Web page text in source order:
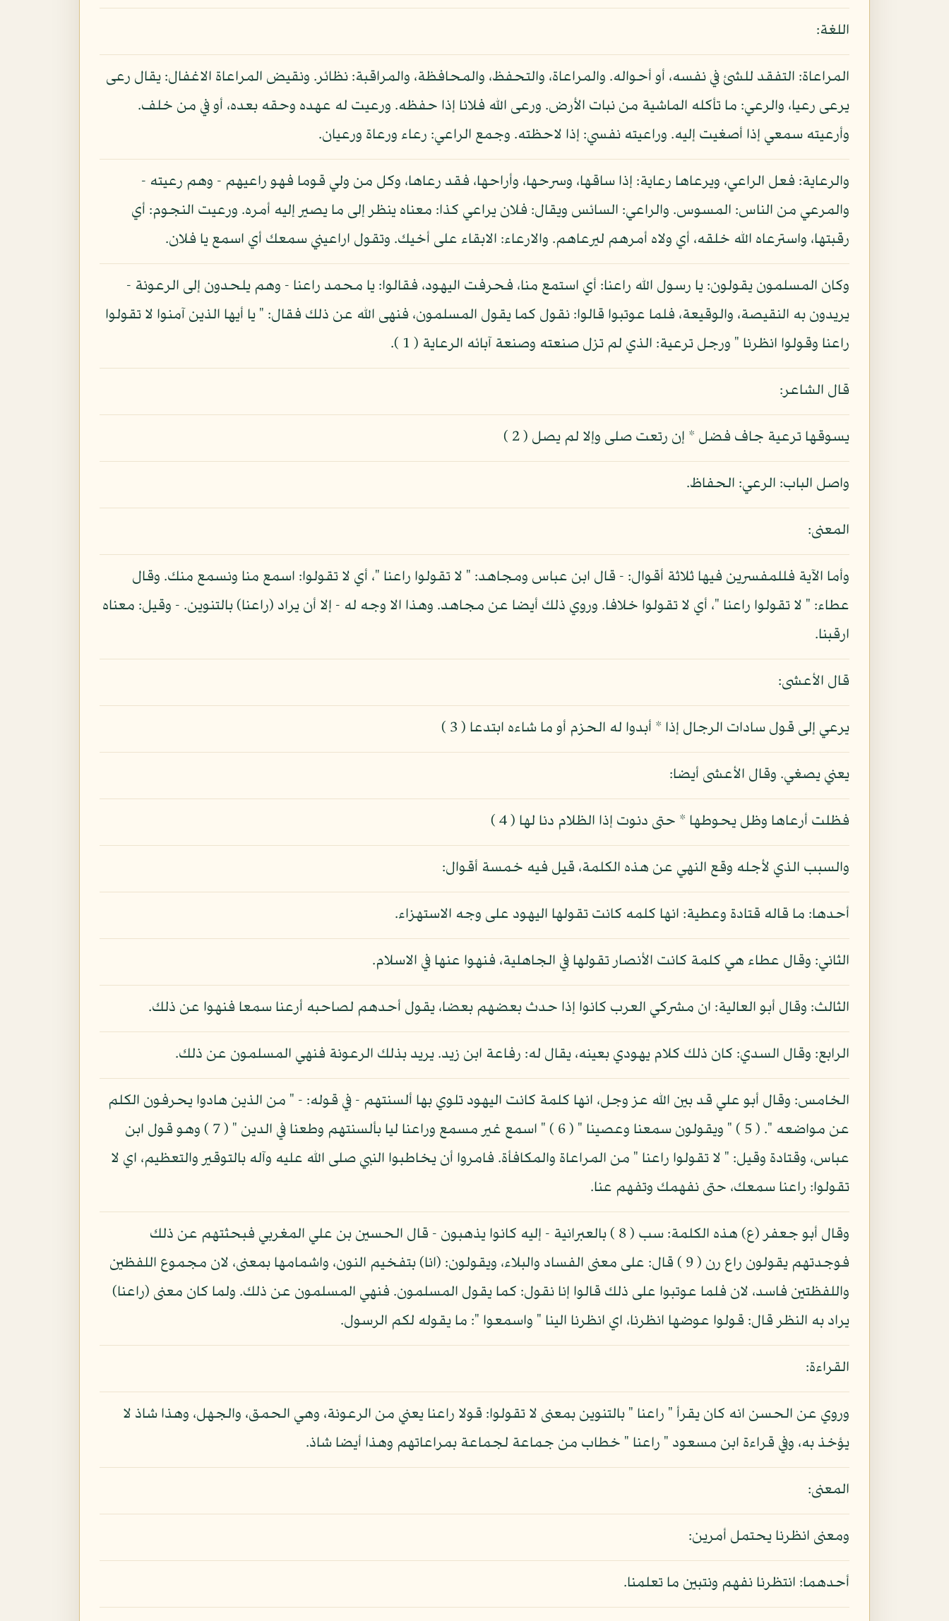
اللغة:
المراعاة: التفقد للشئ في نفسه، أو أحواله. والمراعاة، والتحفظ، والمحافظة، والمراقبة: نظائر. ونقيض المراعاة الاغفال: يقال رعى
يرعى رعيا، والرعي: ما تأكله الماشية من نبات الأرض. ورعى الله فلانا إذا حفظه. ورعيت له عهده وحقه بعده، أو في من خلف.
وأرعيته سمعي إذا أصغيت إليه. وراعيته نفسي: إذا لاحظته. وجمع الراعي: رعاء ورعاة ورعيان.
والرعاية: فعل الراعي، ويرعاها رعاية: إذا ساقها، وسرحها، وأراحها، فقد رعاها، وكل من ولي قوما فهو راعيهم - وهم رعيته -
والمرعي من الناس: المسوس. والراعي: السائس ويقال: فلان يراعي كذا: معناه ينظر إلى ما يصير إليه أمره. ورعيت النجوم: أي
رقبتها، واسترعاه الله خلقه، أي ولاه أمرهم ليرعاهم. والارعاء: الابقاء على أخيك. وتقول اراعيني سمعك أي اسمع يا فلان.
وكان المسلمون يقولون: يا رسول الله راعنا: أي استمع منا، فحرفت اليهود، فقالوا: يا محمد راعنا - وهم يلحدون إلى الرعونة -
يريدون به النقيصة، والوقيعة، فلما عوتبوا قالوا: نقول كما يقول المسلمون، فنهى الله عن ذلك فقال: " يا أيها الذين آمنوا لا تقولوا
راعنا وقولوا انظرنا " ورجل ترعية: الذي لم تزل صنعته وصنعة آبائه الرعاية ( 1 ).
قال الشاعر:
يسوقها ترعية جاف فضل * إن رتعت صلى وإلا لم يصل ( 2 )
واصل الباب: الرعي: الحفاظ.
المعنى:
وأما الآية فللمفسرين فيها ثلاثة أقوال: - قال ابن عباس ومجاهد: " لا تقولوا راعنا "، أي لا تقولوا: اسمع منا ونسمع منك. وقال
عطاء: " لا تقولوا راعنا "، أي لا تقولوا خلافا. وروي ذلك أيضا عن مجاهد. وهذا الا وجه له - إلا أن يراد (راعنا) بالتنوين. - وقيل: معناه
ارقبنا.
قال الأعشى:
يرعي إلى قول سادات الرجال إذا * أبدوا له الحزم أو ما شاءه ابتدعا ( 3 )
يعني يصغي. وقال الأعشى أيضا:
فظلت أرعاها وظل يحوطها * حتى دنوت إذا الظلام دنا لها ( 4 )
والسبب الذي لأجله وقع النهي عن هذه الكلمة، قيل فيه خمسة أقوال:
أحدها: ما قاله قتادة وعطية: انها كلمه كانت تقولها اليهود على وجه الاستهزاء.
الثاني: وقال عطاء هي كلمة كانت الأنصار تقولها في الجاهلية، فنهوا عنها في الاسلام.
الثالث: وقال أبو العالية: ان مشركي العرب كانوا إذا حدث بعضهم بعضا، يقول أحدهم لصاحبه أرعنا سمعا فنهوا عن ذلك.
الرابع: وقال السدي: كان ذلك كلام يهودي بعينه، يقال له: رفاعة ابن زيد. يريد بذلك الرعونة فنهي المسلمون عن ذلك.
الخامس: وقال أبو علي قد بين الله عز وجل، انها كلمة كانت اليهود تلوي بها ألسنتهم - في قوله: - " من الذين هادوا يحرفون الكلم
عن مواضعه ". ( 5 ) " ويقولون سمعنا وعصينا " ( 6 ) " اسمع غير مسمع وراعنا ليا بألسنتهم وطعنا في الدين " ( 7 ) وهو قول ابن
عباس، وقتادة وقيل: " لا تقولوا راعنا " من المراعاة والمكافأة. فامروا أن يخاطبوا النبي صلى الله عليه وآله بالتوقير والتعظيم، اي لا
تقولوا: راعنا سمعك، حتى نفهمك وتفهم عنا.
وقال أبو جعفر (ع) هذه الكلمة: سب ( 8 ) بالعبرانية - إليه كانوا يذهبون - قال الحسين بن علي المغربي فبحثتهم عن ذلك
فوجدتهم يقولون راع رن ( 9 ) قال: على معنى الفساد والبلاء، ويقولون: (انا) بتفخيم النون، واشمامها بمعنى، لان مجموع اللفظين
واللفظتين فاسد، لان فلما عوتبوا على ذلك قالوا إنا نقول: كما يقول المسلمون. فنهي المسلمون عن ذلك. ولما كان معنى (راعنا)
يراد به النظر قال: قولوا عوضها انظرنا، اي انظرنا الينا " واسمعوا ": ما يقوله لكم الرسول.
القراءة:
وروي عن الحسن انه كان يقرأ " راعنا " بالتنوين بمعنى لا تقولوا: قولا راعنا يعني من الرعونة، وهي الحمق، والجهل، وهذا شاذ لا
يؤخذ به، وفي قراءة ابن مسعود " راعنا " خطاب من جماعة لجماعة بمراعاتهم وهذا أيضا شاذ.
المعنى:
ومعنى انظرنا يحتمل أمرين:
أحدهما: انتظرنا نفهم ونتبين ما تعلمنا.